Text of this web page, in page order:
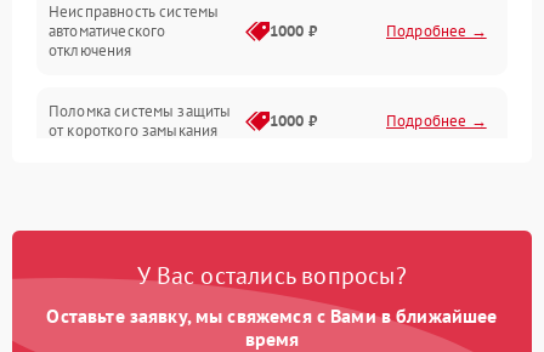
Механика
Корпус/Герметичность
Неисправность системы
автоматического
отключения
1000 ₽ Подробнее →
Поломка системы защиты
от короткого замыкания
1000 ₽ Подробнее →
Неисправность системы
перенапряжения
1000 ₽ Подробнее →
У Вас остались вопросы?
Оставьте заявку, мы свяжемся с Вами в ближайшее
время